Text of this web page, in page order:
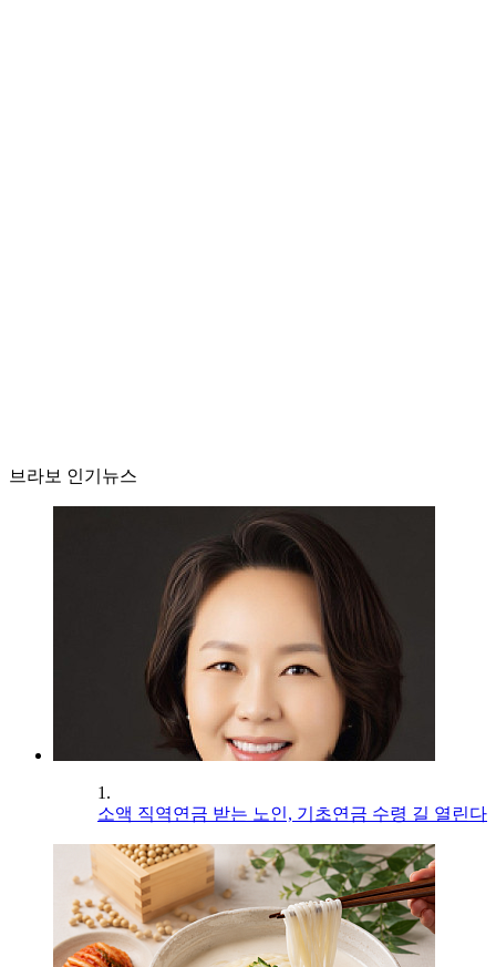
브라보 인기뉴스
1.
소액 직역연금 받는 노인, 기초연금 수령 길 열린다